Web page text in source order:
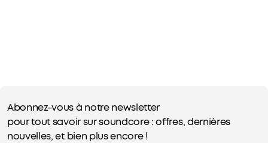
Abonnez-vous à notre newsletter
pour tout savoir sur soundcore : offres, dernières
nouvelles, et bien plus encore !